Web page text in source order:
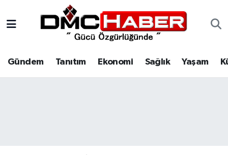
Gündem Tanıtım Ekonomi Sağlık Yaşam
Tanıtım
Nöbetçi Eczaneler
Hava Durumu